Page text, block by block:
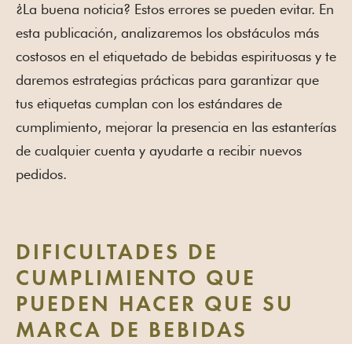
¿La buena noticia? Estos errores se pueden evitar. En
esta publicación, analizaremos los obstáculos más
costosos en el etiquetado de bebidas espirituosas y te
daremos estrategias prácticas para garantizar que
tus etiquetas cumplan con los estándares de
cumplimiento, mejorar la presencia en las estanterías
de cualquier cuenta y ayudarte a recibir nuevos
pedidos.
DIFICULTADES DE
CUMPLIMIENTO QUE
PUEDEN HACER QUE SU
MARCA DE BEBIDAS